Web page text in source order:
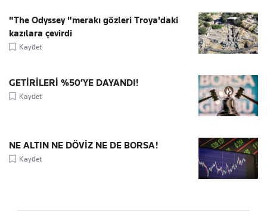
"The Odyssey "merakı gözleri Troya'daki
kazılara çevirdi
Kaydet
GETİRİLERİ %50’YE DAYANDI!
Kaydet
NE ALTIN NE DÖVİZ NE DE BORSA!
Kaydet